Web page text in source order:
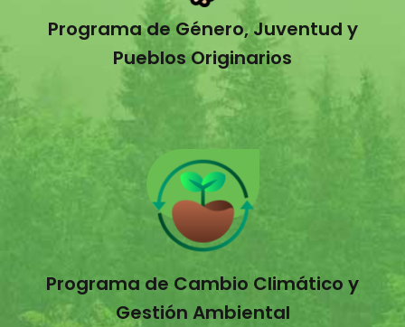
Programa de Género, Juventud y
Pueblos Originarios
Programa de Cambio Climático y
Gestión Ambiental